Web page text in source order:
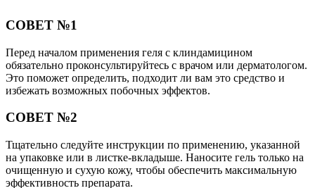
СОВЕТ №1
Перед началом применения геля с клиндамицином
обязательно проконсультируйтесь с врачом или дерматологом.
Это поможет определить, подходит ли вам это средство и
избежать возможных побочных эффектов.
СОВЕТ №2
Тщательно следуйте инструкции по применению, указанной
на упаковке или в листке-вкладыше. Наносите гель только на
очищенную и сухую кожу, чтобы обеспечить максимальную
эффективность препарата.